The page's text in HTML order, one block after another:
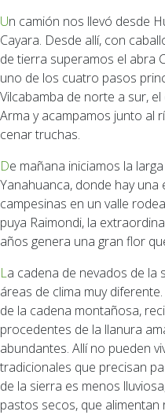
Un camión nos llevó desde Huancacalle hasta la aldea de
Cayara. Desde allí, con
de tierra superamos el abra
uno de los cuatro pasos
Vilcabamba de norte a sur,
Arma y acampamos junto al
cenar truchas.
De mañana iniciamos la larga ascensión en dirección a
Yanahuanca, donde hay una
campesinas en un valle
puya Raimondi, la
años genera una gran flor
La cadena de nevados de la sierra de Vilcabamba define dos
áreas de clima muy
de la cadena montañosa,
procedentes de la llanura
abundantes. Allí no pueden
tradicionales que precisan
de la sierra es menos
pastos secos, que alimentan